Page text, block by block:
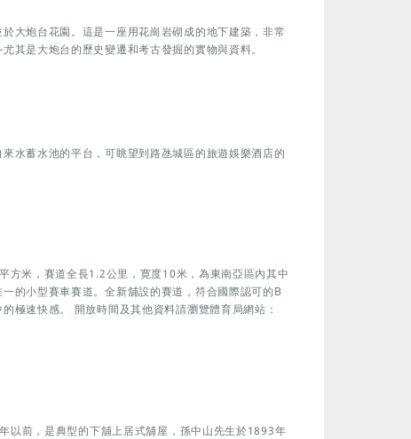
大炮台花園。這是一座用花崗岩砌成的地下建築，非常
是大炮台的歷史變遷和考古發掘的實物與資料。
水蓄水池的平台，可眺望到路氹城區的旅遊娛樂酒店的
方米，賽道全長1.2公里，寛度10米，為東南亞區內其中
的小型賽車賽道。全新舖設的賽道，符合國際認可的B
極速快感。 開放時間及其他資料請瀏覽體育局網站：
以前，是典型的下舖上居式舖屋，孫中山先生於1893年